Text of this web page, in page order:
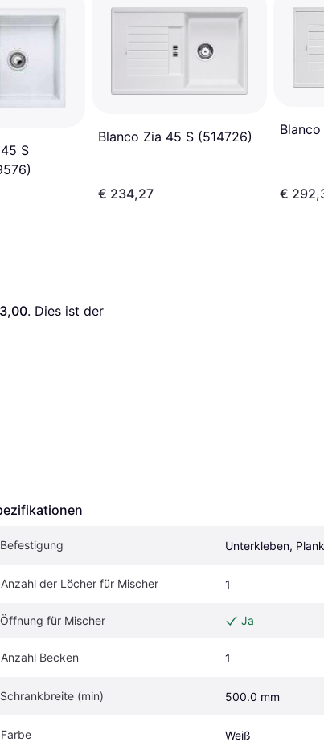
S
Blanco Zia 45 S (514726)
€ 234,27 €
. Dies ist der
Befestigung Unterkleben,
Anzahl der Löcher für Mischer 1
Öffnung für Mischer Ja
Anzahl Becken 1
Schrankbreite (min) 500.0 mm
Farbe Weiß